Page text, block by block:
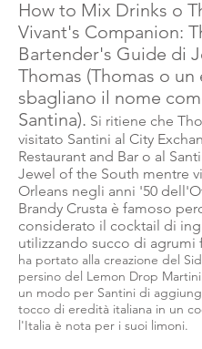
How to Mix Drinks o
Vivant's Companion:
Bartender's Guide di
Thomas (Thomas o
sbagliano il nome
Santina). Si ritiene che
visitato Santini al City
Restaurant and Bar o al
Jewel of the South mentre
Orleans negli anni '50
Brandy Crusta è famoso
considerato il cocktail di
utilizzando succo di agrumi
ha portato alla creazione del
persino del Lemon Drop
un modo per Santini di
tocco di eredità italiana in un
l'Italia è nota per i suoi limoni.